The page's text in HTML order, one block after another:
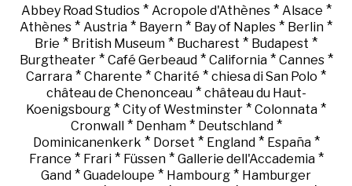
Abbey Road Studios* Acropole d'Athènes* Alsace *
Athènes * Austria * Bayern * Bay of Naples * Berlin *
Brie * British Museum * Bucharest * Budapest *
Burgtheater* Café Gerbeaud* California* Cannes*
Carrara * Charente * Charité * chiesa di San Polo *
château de Chenonceau* château du Haut-
Koenigsbourg * City of Westminster * Colonnata *
Cronwall* Denham* Deutschland*
Dominicanenkerk * Dorset * England* España*
France * Frari* Füssen* Gallerie dell'Accademia*
Gand * Guadeloupe * Hambourg * Hamburger